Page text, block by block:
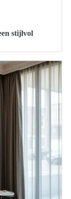
stijlvol